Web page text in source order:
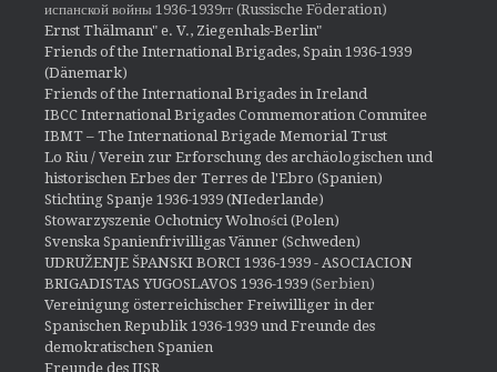
испанской войны 1936-1939гг (Russische Föderation)
Ernst Thälmann" e. V., Ziegenhals-Berlin"
Friends of the International Brigades, Spain 1936-1939
(Dänemark)
Friends of the International Brigades in Ireland
IBCC International Brigades Commemoration Commitee
IBMT – The International Brigade Memorial Trust
Lo Riu / Verein zur Erforschung des archäologischen und
historischen Erbes der Terres de l'Ebro (Spanien)
Stichting Spanje 1936-1939 (NIederlande)
Stowarzyszenie Ochotnicy Wolności (Polen)
Svenska Spanienfrivilligas Vänner (Schweden)
UDRUŽENJE ŠPANSKI BORCI 1936-1939 - ASOCIACION
BRIGADISTAS YUGOSLAVOS 1936-1939 (Serbien)
Vereinigung österreichischer Freiwilliger in der
Spanischen Republik 1936-1939 und Freunde des
demokratischen Spanien
Freunde des IISR